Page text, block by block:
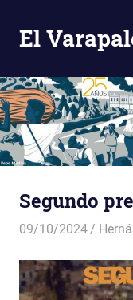
Saltar
al
contenido
El
Crítico
Segundo
09/10/2024